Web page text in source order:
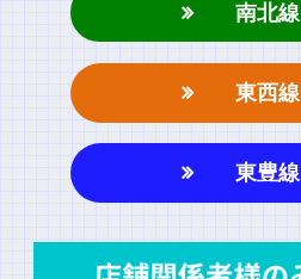
南北線
東西線
東豊線